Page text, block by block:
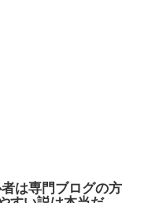
は専門ブログの方